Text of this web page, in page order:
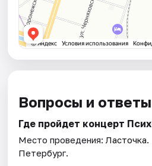
Вопросы и ответы
Где пройдет концерт
Место проведения:Ласточка.
Петербург.